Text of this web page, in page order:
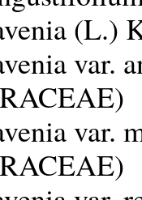
(L.)
var.
)
var.
)